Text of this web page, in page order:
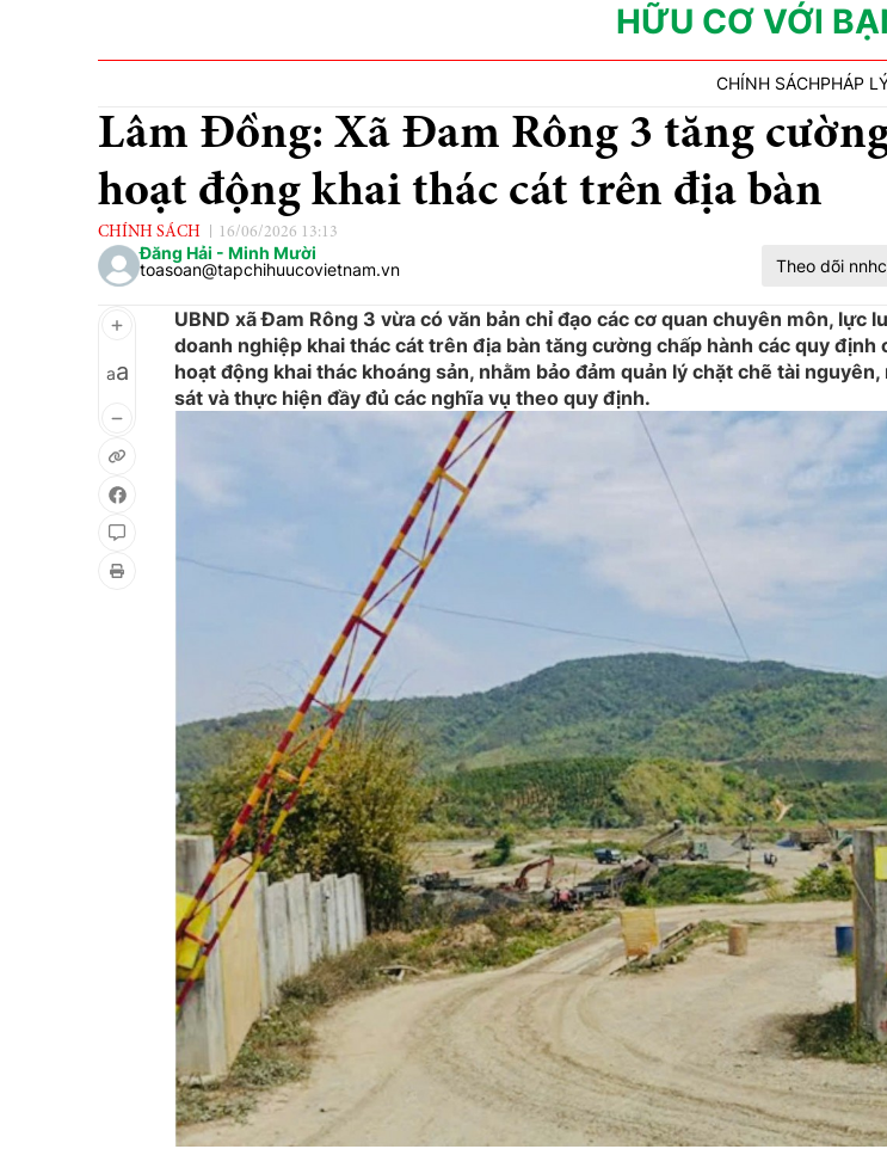
HỮU CƠ VỚI
CHÍNH SÁCHPHÁP
Lâm Đồng: Xã Đam Rông 3 tăng
hoạt động khai thác cát trên địa bàn
CHÍNH SÁCH 16/06/2026 13:13
Đăng Hải - Minh Mười
toasoan@tapchihuucovietnam.vn
Theo dõi
aa
UBND xã Đam Rông 3 vừa có văn bản chỉ đạo các cơ quan chuyên môn, lực
doanh nghiệp khai thác cát trên địa bàn tăng cường chấp hành các quy định
hoạt động khai thác khoáng sản, nhằm bảo đảm quản lý chặt chẽ tài nguyên,
sát và thực hiện đầy đủ các nghĩa vụ theo quy định.